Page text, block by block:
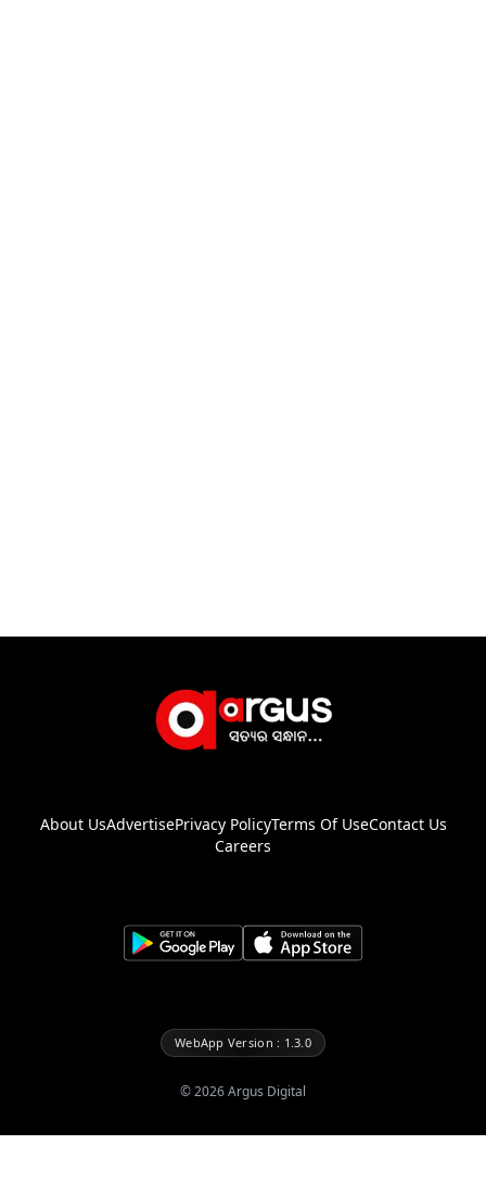
About UsAdvertisePrivacy PolicyTerms Of UseContact Us
Careers
WebApp Version : 1.3.0
©2026Argus Digital